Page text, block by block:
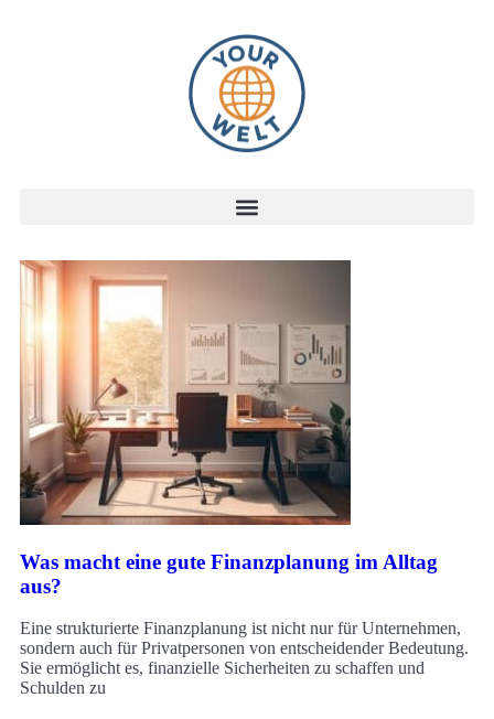
Was macht eine gute Finanzplanung im Alltag
aus?
Eine strukturierte Finanzplanung ist nicht nur für Unternehmen,
sondern auch für Privatpersonen von entscheidender Bedeutung.
Sie ermöglicht es, finanzielle Sicherheiten zu schaffen und
Schulden zu